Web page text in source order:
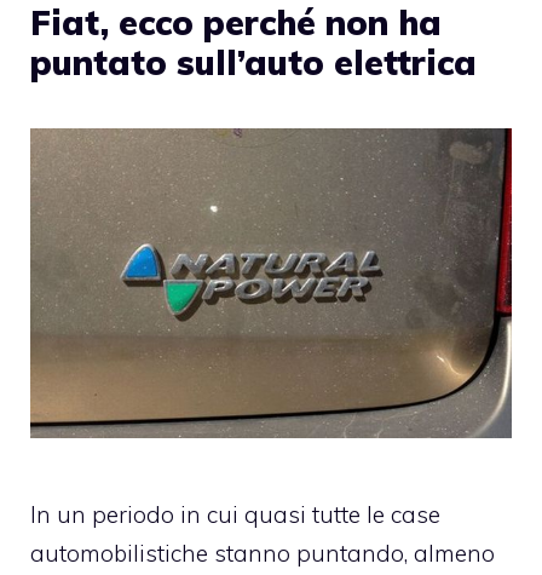
Fiat, ecco perché non ha
puntato sull’auto elettrica
In un periodo in cui quasi tutte le case
automobilistiche stanno puntando, almeno